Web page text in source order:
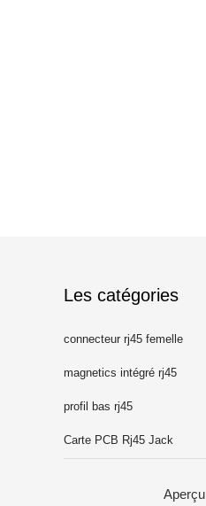
Les catégories
connecteur rj45 femelle
magnetics intégré rj45
profil bas rj45
Carte PCB Rj45 Jack
Aperçu